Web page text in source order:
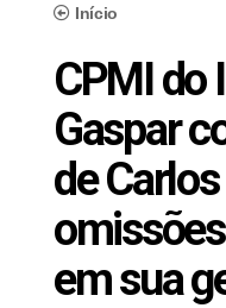
Início
CPMI do
Gaspar
de
em sua